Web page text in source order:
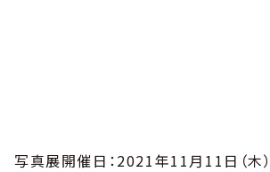
写真展開催日：2021年11月11日（木